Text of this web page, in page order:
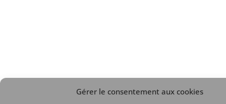
Gérer le consentement aux cookies